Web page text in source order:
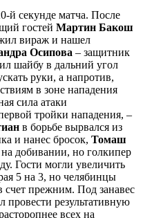
й секунде матча. После
гостей Мартин Бакош
вираж и нашел
Осипова – защитник
шайбу в дальний угол
руки, а напротив,
в зоне нападения
сила атаки
тройки нападения, –
в борьбе вырвался из
и нанес бросок, Томаш
добивании, но голкипер
Гости могли увеличить
5 на 3, но челябинцы
счет прежним. Под занавес
провести результативную
всех на